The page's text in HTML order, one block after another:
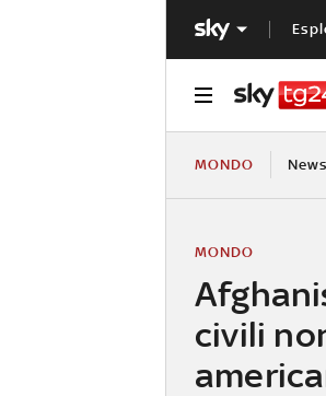
MONDO News
civili
MONDO